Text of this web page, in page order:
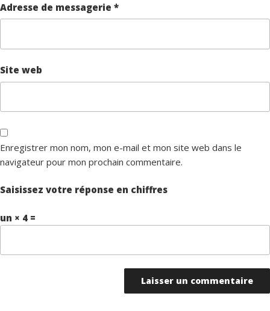
Adresse de messagerie *
Site web
Enregistrer mon nom, mon e-mail et mon site web dans le
navigateur pour mon prochain commentaire.
Saisissez votre réponse en chiffres
un × 4 =